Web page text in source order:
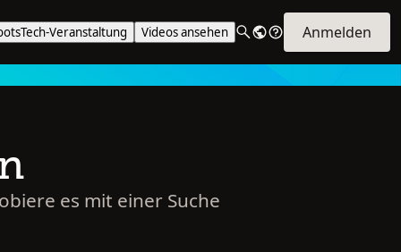
Veranstaltung Videos ansehen Anmelden
es mit einer Suche